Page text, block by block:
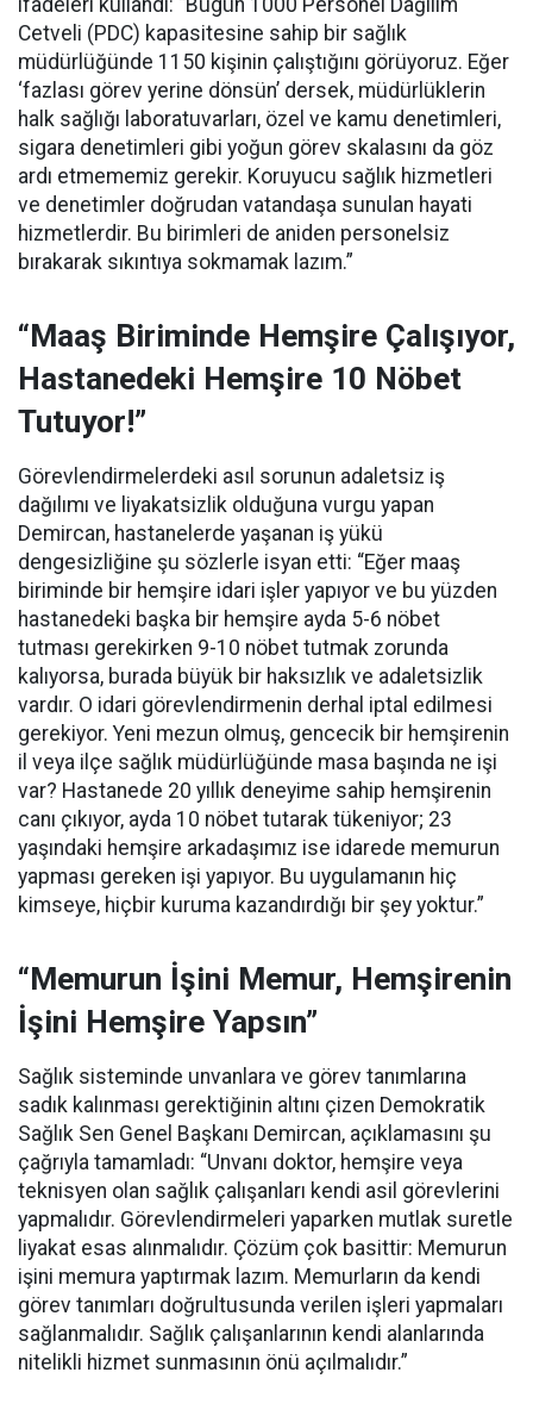
ifadeleri kullandı: “Bugün 1000 Personel Dağılım
Cetveli (PDC) kapasitesine sahip bir sağlık
müdürlüğünde 1150 kişinin çalıştığını görüyoruz. Eğer
‘fazlası görev yerine dönsün’ dersek, müdürlüklerin
halk sağlığı laboratuvarları, özel ve kamu denetimleri,
sigara denetimleri gibi yoğun görev skalasını da göz
ardı etmememiz gerekir. Koruyucu sağlık hizmetleri
ve denetimler doğrudan vatandaşa sunulan hayati
hizmetlerdir. Bu birimleri de aniden personelsiz
bırakarak sıkıntıya sokmamak lazım.”
“Maaş Biriminde Hemşire Çalışıyor,
Hastanedeki Hemşire 10 Nöbet
Tutuyor!”
Görevlendirmelerdeki asıl sorunun adaletsiz iş
dağılımı ve liyakatsizlik olduğuna vurgu yapan
Demircan, hastanelerde yaşanan iş yükü
dengesizliğine şu sözlerle isyan etti: “Eğer maaş
biriminde bir hemşire idari işler yapıyor ve bu yüzden
hastanedeki başka bir hemşire ayda 5-6 nöbet
tutması gerekirken 9-10 nöbet tutmak zorunda
kalıyorsa, burada büyük bir haksızlık ve adaletsizlik
vardır. O idari görevlendirmenin derhal iptal edilmesi
gerekiyor. Yeni mezun olmuş, gencecik bir hemşirenin
il veya ilçe sağlık müdürlüğünde masa başında ne işi
var? Hastanede 20 yıllık deneyime sahip hemşirenin
canı çıkıyor, ayda 10 nöbet tutarak tükeniyor; 23
yaşındaki hemşire arkadaşımız ise idarede memurun
yapması gereken işi yapıyor. Bu uygulamanın hiç
kimseye, hiçbir kuruma kazandırdığı bir şey yoktur.”
“Memurun İşini Memur, Hemşirenin
İşini Hemşire Yapsın”
Sağlık sisteminde unvanlara ve görev tanımlarına
sadık kalınması gerektiğinin altını çizen Demokratik
Sağlık Sen Genel Başkanı Demircan, açıklamasını şu
çağrıyla tamamladı: “Unvanı doktor, hemşire veya
teknisyen olan sağlık çalışanları kendi asil görevlerini
yapmalıdır. Görevlendirmeleri yaparken mutlak suretle
liyakat esas alınmalıdır. Çözüm çok basittir: Memurun
işini memura yaptırmak lazım. Memurların da kendi
görev tanımları doğrultusunda verilen işleri yapmaları
sağlanmalıdır. Sağlık çalışanlarının kendi alanlarında
nitelikli hizmet sunmasının önü açılmalıdır.”